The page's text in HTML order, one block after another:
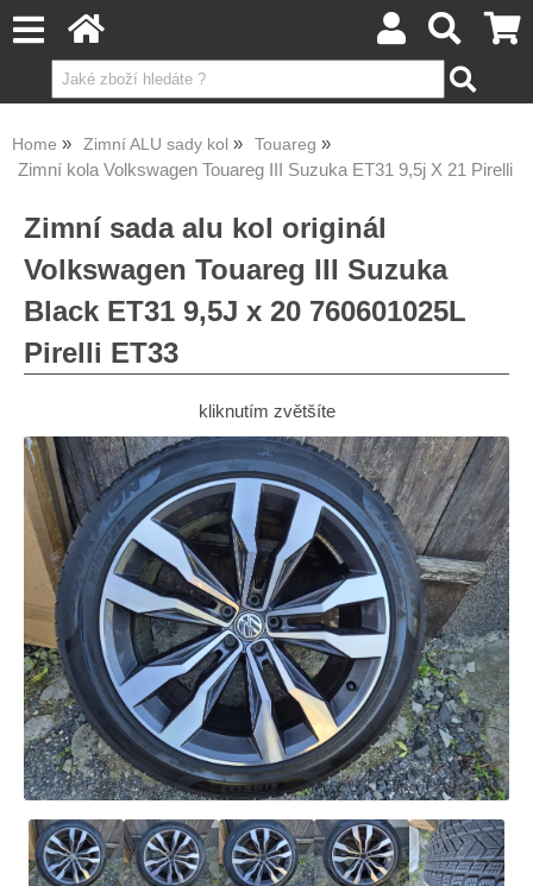
Home Zimní ALU sady kol Touareg
Zimní kola Volkswagen Touareg III Suzuka ET31 9,5j X 21 Pirelli
Zimní sada alu kol originál
Volkswagen Touareg III Suzuka
Black ET31 9,5J x 20 760601025L
Pirelli ET33
kliknutím zvětšíte